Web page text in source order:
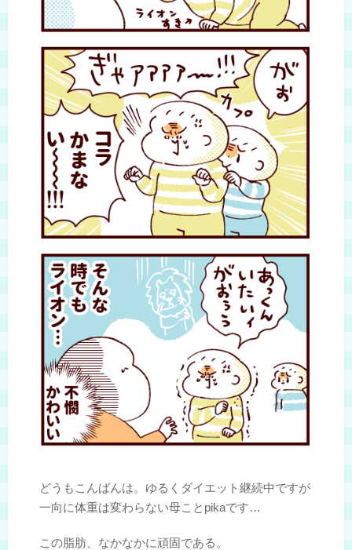
どうもこんばんは。ゆるくダイエット継続中ですが
一向に体重は変わらない母ことpikaです…
この脂肪、なかなかに頑固である。